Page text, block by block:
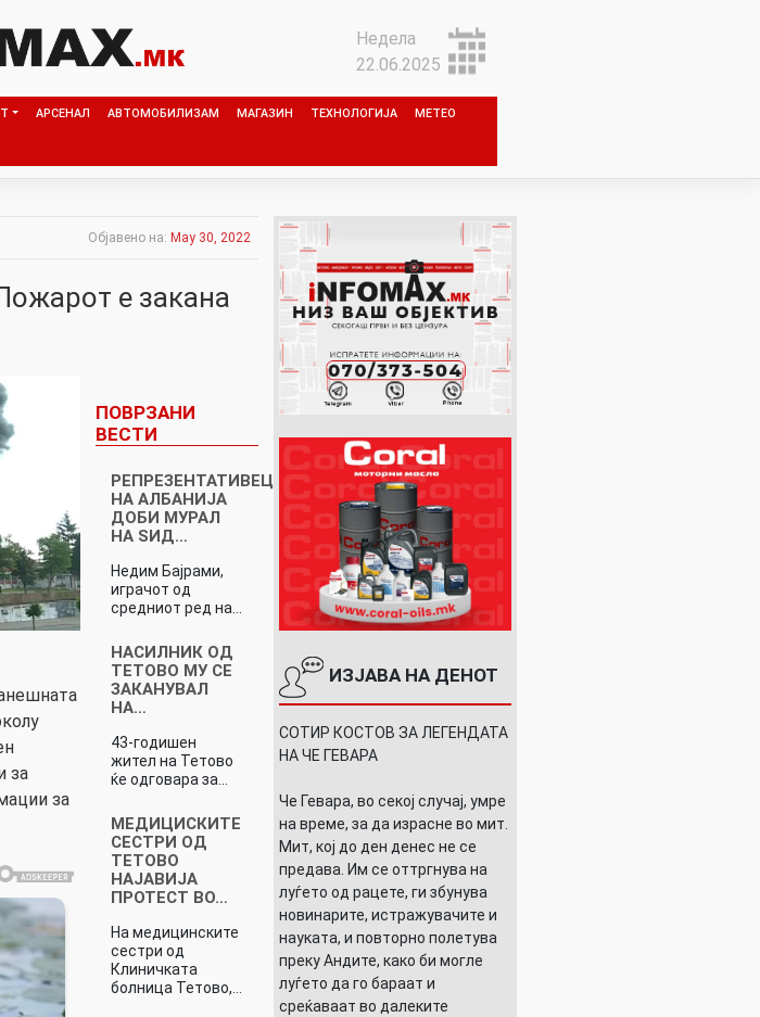
Недела
22.06.2025
АРСЕНАЛ АВТОМОБИЛИЗАМ МАГАЗИН ТЕХНОЛОГИЈА МЕТЕО
Објавено на: May 30, 2022
е закана
за
за
ПОВРЗАНИ
ВЕСТИ
РЕПРЕЗЕНТАТИВЕЦ
НА АЛБАНИЈА
ДОБИ МУРАЛ
НА ЅИД…
Недим Бајрами,
играчот од
средниот ред на…
НАСИЛНИК ОД
ТЕТОВО МУ СЕ
ЗАКАНУВАЛ
НА…
43-годишен
жител на Тетово
ќе одговара за…
MЕДИЦИСКИТЕ
СЕСТРИ ОД
ТЕТОВО
НАЈАВИЈА
ПРОТЕСТ ВО…
На медицинските
сестри од
Клиничката
болница Тетово,…
ИЗЈАВА НА ДЕНОТ
СОТИР КОСТОВ ЗА ЛЕГЕНДАТА
НА ЧЕ ГЕВАРА
Че Гевара, во секој случај, умре
на време, за да израсне во мит.
Мит, кој до ден денес не се
предава. Им се оттргнува на
луѓето од рацете, ги збунува
новинарите, истражувачите и
науката, и повторно полетува
преку Андите, како би могле
луѓето да го бараат и
среќаваат во далеките